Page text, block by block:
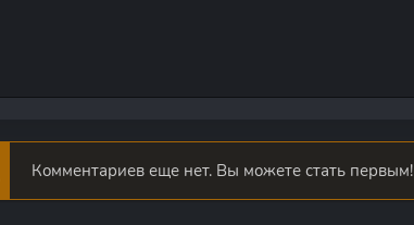
Комментариев еще нет. Вы можете стать первым!